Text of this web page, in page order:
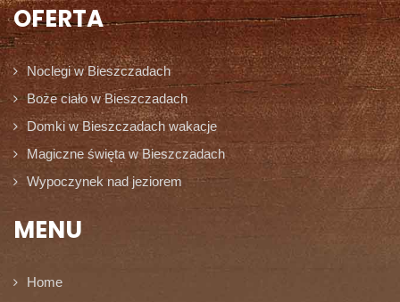
OFERTA
Noclegi w Bieszczadach
Boże ciało w Bieszczadach
Domki w Bieszczadach wakacje
Magiczne święta w Bieszczadach
Wypoczynek nad jeziorem
MENU
Home